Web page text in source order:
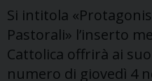
Si intitola
Pastorali» l’inserto
Cattolica offrirà ai
numero di giovedì 4